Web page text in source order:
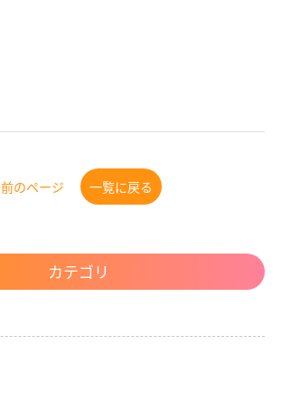
前のページ 一覧に戻る
カテゴリ